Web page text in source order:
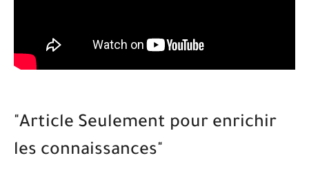
"Article Seulement pour enrichir
les connaissances"